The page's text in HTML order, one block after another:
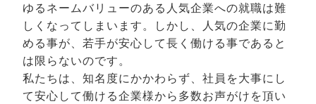
ゆるネームバリューのある人気企業への就職は難
しくなってしまいます。しかし、人気の企業に勤
める事が、若手が安心して長く働ける事であると
は限らないのです。
私たちは、知名度にかかわらず、社員を大事にし
て安心して働ける企業様から多数お声がけを頂い